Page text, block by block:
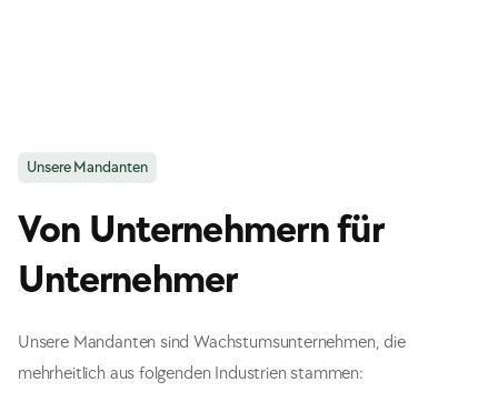
Unsere Mandanten
Von Unternehmern für
Unternehmer
Unsere Mandanten sind Wachstumsunternehmen, die
mehrheitlich aus folgenden Industrien stammen: